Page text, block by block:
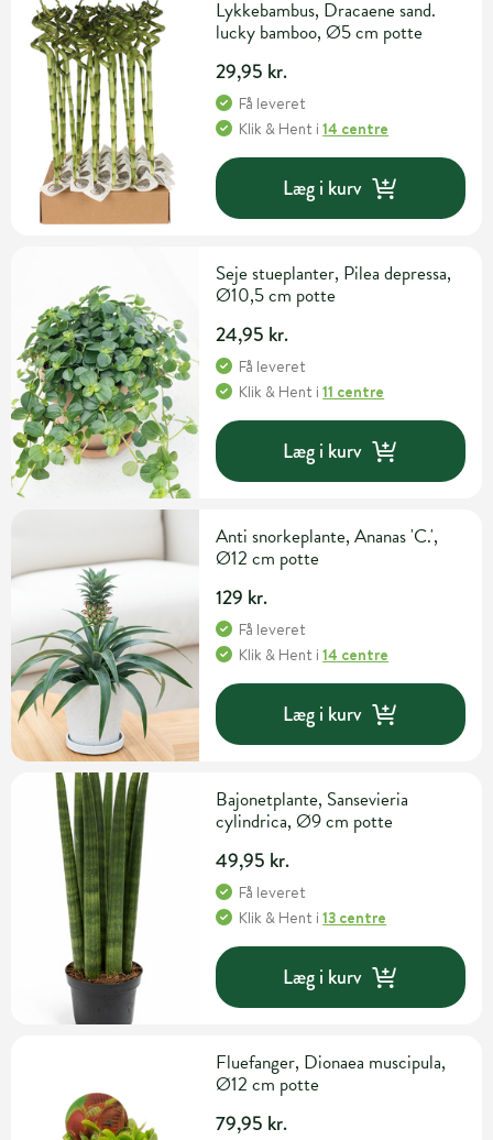
Lykkebambus, Dracaene sand.
lucky bamboo, Ø5 cm potte
29,95 kr.
Få leveret
Klik & Hent i14 centre
Læg i kurv
Seje stueplanter, Pilea depressa,
Ø10,5 cm potte
24,95 kr.
Få leveret
Klik & Hent i11 centre
Læg i kurv
Anti snorkeplante, Ananas 'C.',
Ø12 cm potte
129 kr.
Få leveret
Klik & Hent i14 centre
Læg i kurv
Bajonetplante, Sansevieria
cylindrica, Ø9 cm potte
49,95 kr.
Få leveret
Klik & Hent i13 centre
Læg i kurv
Fluefanger, Dionaea muscipula,
Ø12 cm potte
79,95 kr.